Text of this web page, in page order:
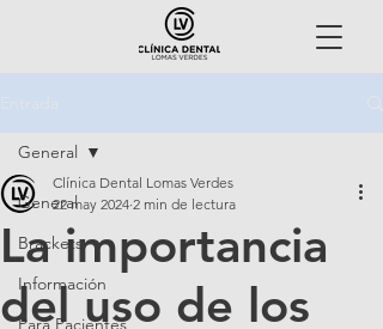
General
Brackets
Información
Para Pacientes
General
La importancia
del uso de los
Clínica Dental Lomas Verdes
22 may 2024 2 min de lectura